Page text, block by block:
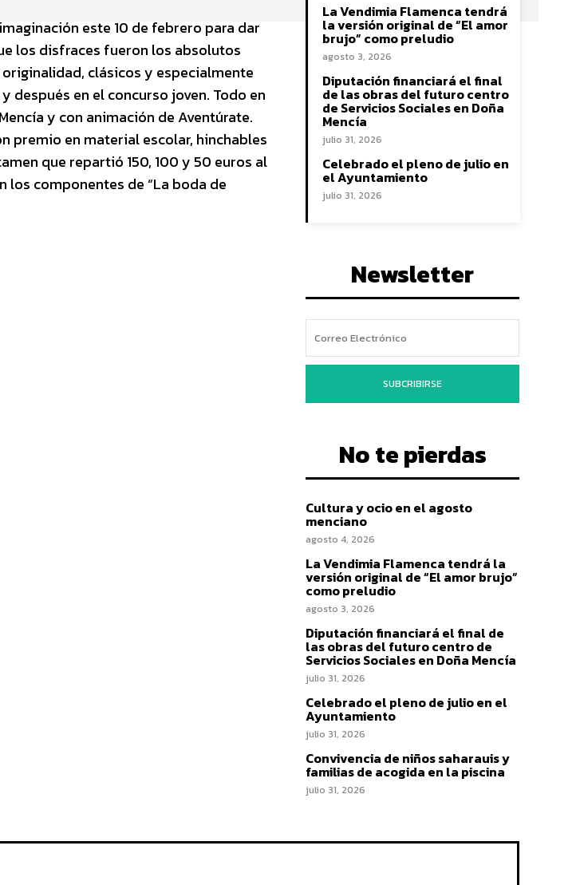
este 10 de febrero para dar
los disfraces fueron los absolutos
clásicos y especialmente
en el concurso joven. Todo en
y con animación de Aventúrate.
premio en material escolar, hinchables
que repartió 150, 100 y 50 euros al
componentes de “La boda de
La Vendimia Flamenca tendrá
la versión original de “El amor
brujo” como preludio
agosto 3, 2026
Diputación financiará el final
de las obras del futuro centro
de Servicios Sociales en Doña
Mencía
julio 31, 2026
Celebrado el pleno de julio en
el Ayuntamiento
julio 31, 2026
Newsletter
SUBCRIBIRSE
No te pierdas
Cultura y ocio en el agosto
menciano
agosto 4, 2026
La Vendimia Flamenca tendrá la
versión original de “El amor brujo”
como preludio
agosto 3, 2026
Diputación financiará el final de
las obras del futuro centro de
Servicios Sociales en Doña Mencía
julio 31, 2026
Celebrado el pleno de julio en el
Ayuntamiento
julio 31, 2026
Convivencia de niños saharauis y
familias de acogida en la piscina
julio 31, 2026